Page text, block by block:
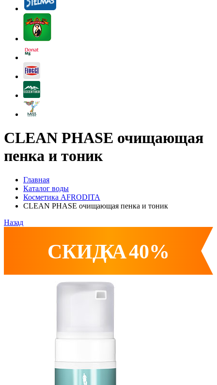
CLEAN PHASE очищающая
пенка и тоник
Главная
Каталог воды
Косметика AFRODITA
CLEAN PHASE очищающая пенка и тоник
Назад